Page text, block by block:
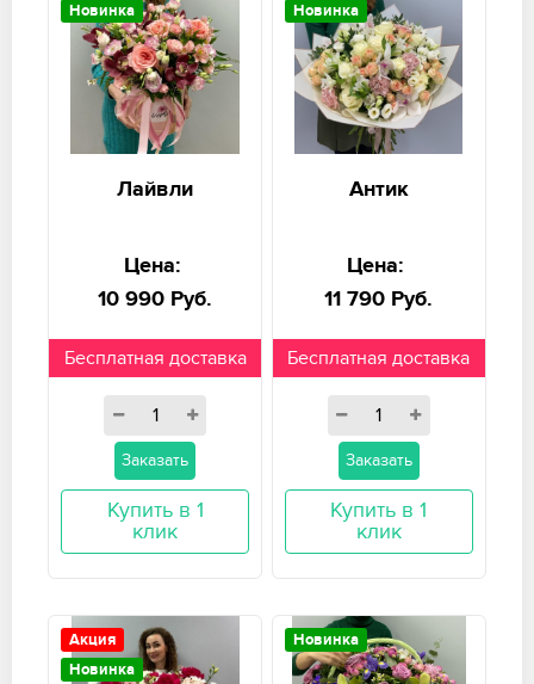
Новинка
Лайвли
Цена:
10 990 Руб.
Бесплатная доставка
Заказать
Купить в 1
клик
Новинка
Антик
Цена:
11 790 Руб.
Бесплатная доставка
Заказать
Купить в 1
клик
Акция
Новинка
Новинка